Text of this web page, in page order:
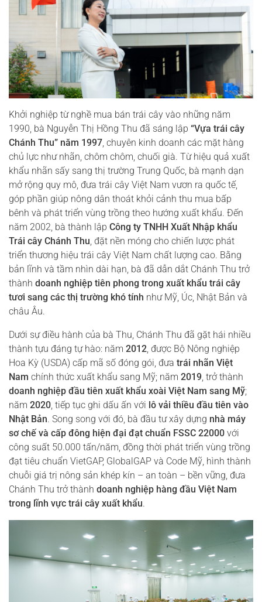
Khởi nghiệp từ nghề mua bán trái cây vào những năm
1990, bà Nguyễn Thị Hồng Thu đã sáng lập “Vựa trái cây
Chánh Thu” năm 1997, chuyên kinh doanh các mặt hàng
chủ lực như nhãn, chôm chôm, chuối già. Từ hiệu quả xuất
khẩu nhãn sấy sang thị trường Trung Quốc, bà mạnh dạn
mở rộng quy mô, đưa trái cây Việt Nam vươn ra quốc tế,
góp phần giúp nông dân thoát khỏi cảnh thu mua bấp
bênh và phát triển vùng trồng theo hướng xuất khẩu. Đến
năm 2002, bà thành lập Công ty TNHH Xuất Nhập khẩu
Trái cây Chánh Thu, đặt nền móng cho chiến lược phát
triển thương hiệu trái cây Việt Nam chất lượng cao. Bằng
bản lĩnh và tầm nhìn dài hạn, bà đã dẫn dắt Chánh Thu trở
thành doanh nghiệp tiên phong trong xuất khẩu trái cây
tươi sang các thị trường khó tính như Mỹ, Úc, Nhật Bản và
châu Âu.
Dưới sự điều hành của bà Thu, Chánh Thu đã gặt hái nhiều
thành tựu đáng tự hào: năm 2012, được Bộ Nông nghiệp
Hoa Kỳ (USDA) cấp mã số đóng gói, đưa trái nhãn Việt
Nam chính thức xuất khẩu sang Mỹ; năm 2019, trở thành
doanh nghiệp đầu tiên xuất khẩu xoài Việt Nam sang Mỹ;
năm 2020, tiếp tục ghi dấu ấn với lô vải thiều đầu tiên vào
Nhật Bản. Song song với đó, bà đầu tư xây dựng nhà máy
sơ chế và cấp đông hiện đại đạt chuẩn FSSC 22000 với
công suất 50.000 tấn/năm, đồng thời phát triển vùng trồng
đạt tiêu chuẩn VietGAP, GlobalGAP và Code Mỹ, hình thành
chuỗi giá trị nông sản khép kín – an toàn – bền vững, đưa
Chánh Thu trở thành doanh nghiệp hàng đầu Việt Nam
trong lĩnh vực trái cây xuất khẩu.